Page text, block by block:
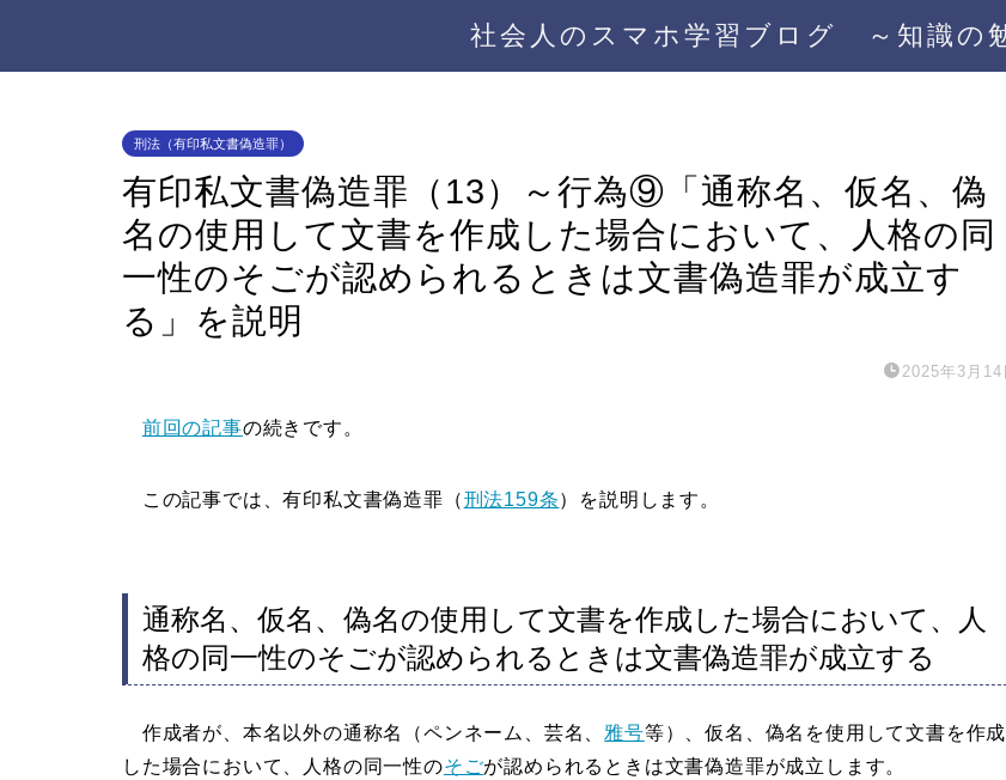
社会人のスマホ学習ブログ ～知識の
刑法（有印私文書偽造罪）
有印私文書偽造罪（13）～行為⑨「通称名、仮名、偽
名の使用して文書を作成した場合において、人格の同
一性のそごが認められるときは文書偽造罪が成立す
る」を説明
2025年3月14
前回の記事の続きです。
この記事では、有印私文書偽造罪（刑法159条）を説明します。
通称名、仮名、偽名の使用して文書を作成した場合において、人
格の同一性のそごが認められるときは文書偽造罪が成立する
作成者が、本名以外の通称名（ペンネーム、芸名、 雅号等）、仮名、偽名を使用して文書を作成
した場合において、人格の同一性のそごが認められるときは文書偽造罪が成立します。